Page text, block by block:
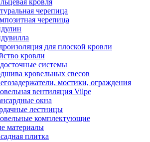
кровля
черепица
черепица
для плоской кровли
кровли
системы
кровельных свесов
мостики, ограждения
вентиляция Vilpe
окна
лестницы
комплектующие
материалы
плитка